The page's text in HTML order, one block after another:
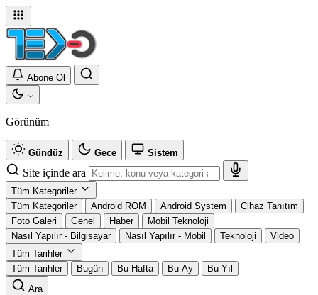
Abone Ol
Görünüm
Gündüz Gece Sistem
Site içinde ara
Tüm Kategoriler
Tüm Kategoriler
Android ROM Android System
Cihaz Tanıtım
Foto Galeri
Genel Haber
Mobil Teknoloji
Nasıl Yapılır - Bilgisayar
Nasıl Yapılır - Mobil Teknoloji
Video
Tüm Tarihler
Tüm Tarihler
Bugün Bu Hafta Bu Ay
Bu Yıl
Ara